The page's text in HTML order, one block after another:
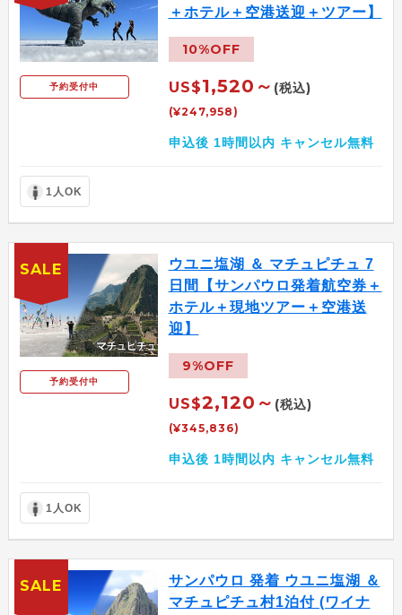
予約受付中
＋ホテル＋空港送迎＋ツアー】
10%OFF
US$1,520～ (税込)
(¥247,958)
申込後 1時間以内 キャンセル無料
1人OK
予約受付中
ウユニ塩湖 ＆ マチュピチュ 7
日間【サンパウロ発着航空券＋
ホテル＋現地ツアー＋空港送
迎】
9%OFF
US$2,120～ (税込)
(¥345,836)
申込後 1時間以内 キャンセル無料
1人OK
SALE
サンパウロ 発着 ウユニ塩湖 ＆
マチュピチュ村1泊付 (ワイナ
SALE